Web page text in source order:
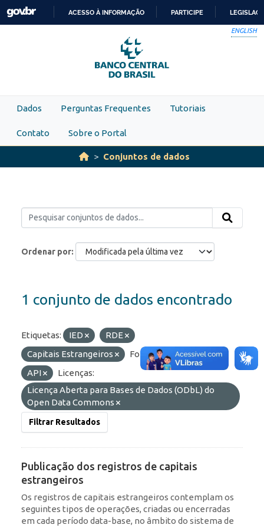
Skip to main content
PARA
O
CONTEÚDO
ACESSO À INFORMAÇÃO PARTICIPE
ENGLISH
Dados Perguntas Frequentes Tutoriais
Contato Sobre o Portal
Conjuntos de dados
Ordenar por
1 conjunto de dados encontrado
Etiquetas: IED
RDE
Capitais Estrangeiros
Formatos:
HTML
API
Licenças:
Licença Aberta para Bases de Dados (ODbL) do
Open Data Commons
Filtrar Resultados
Publicação dos registros de capitais
estrangeiros
Os registros de capitais estrangeiros contemplam os
seguintes tipos de operações, criadas ou encerradas
em cada período data-base, no âmbito do sistema de